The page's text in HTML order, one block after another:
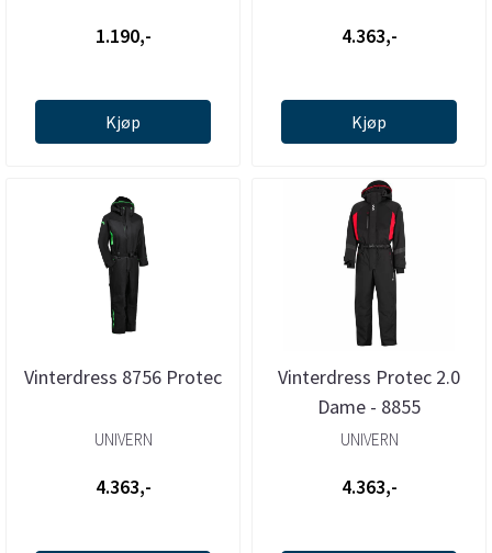
1.190,-
Kjøp
4.363,-
Kjøp
Vinterdress 8756 Protec
UNIVERN
4.363,-
Vinterdress Protec 2.0
Dame - 8855
UNIVERN
4.363,-